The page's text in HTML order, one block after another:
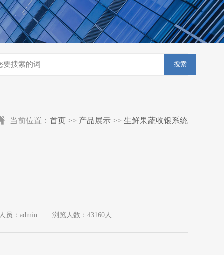
搜索
当前位置： 首页 >> 产品展示 >> 生鲜果蔬收银系统
员：admin 浏览人数：43160人